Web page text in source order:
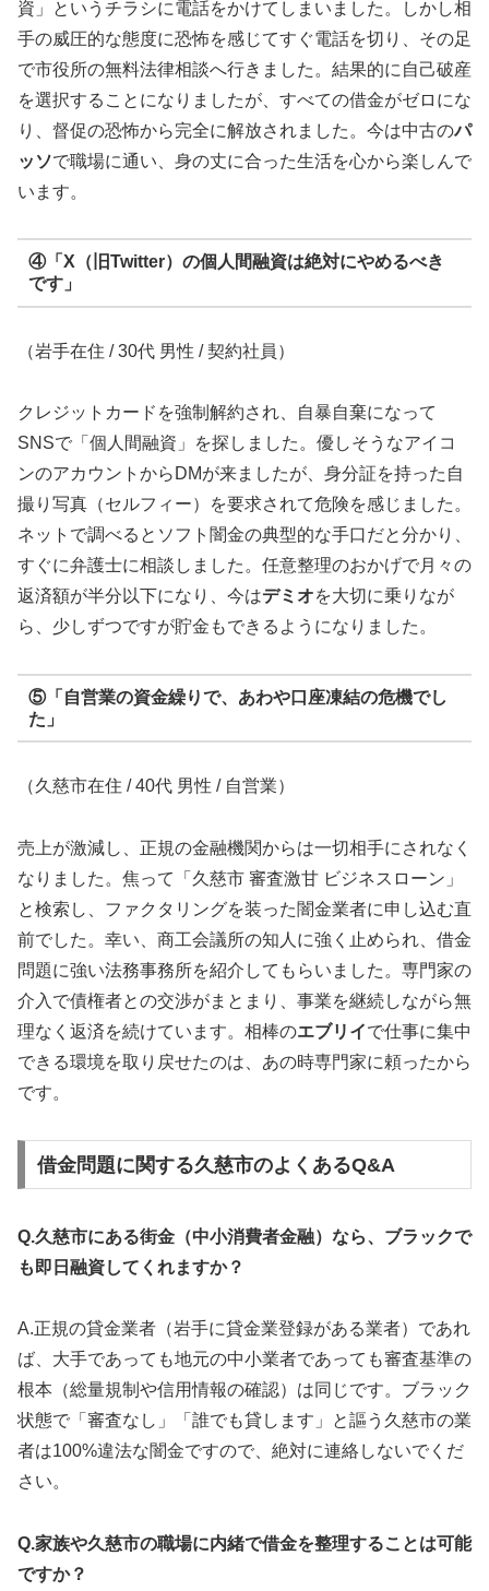
資」というチラシに電話をかけてしまいました。しかし相
手の威圧的な態度に恐怖を感じてすぐ電話を切り、その足
で市役所の無料法律相談へ行きました。結果的に自己破産
を選択することになりましたが、すべての借金がゼロにな
り、督促の恐怖から完全に解放されました。今は中古のパ
ッソで職場に通い、身の丈に合った生活を心から楽しんで
います。
④「X（旧Twitter）の個人間融資は絶対にやめるべき
です」
（岩手在住 / 30代 男性 / 契約社員）
クレジットカードを強制解約され、自暴自棄になって
SNSで「個人間融資」を探しました。優しそうなアイコ
ンのアカウントからDMが来ましたが、身分証を持った自
撮り写真（セルフィー）を要求されて危険を感じました。
ネットで調べるとソフト闇金の典型的な手口だと分かり、
すぐに弁護士に相談しました。任意整理のおかげで月々の
返済額が半分以下になり、今はデミオを大切に乗りなが
ら、少しずつですが貯金もできるようになりました。
⑤「自営業の資金繰りで、あわや口座凍結の危機でし
た」
（久慈市在住 / 40代 男性 / 自営業）
売上が激減し、正規の金融機関からは一切相手にされなく
なりました。焦って「久慈市 審査激甘 ビジネスローン」
と検索し、ファクタリングを装った闇金業者に申し込む直
前でした。幸い、商工会議所の知人に強く止められ、借金
問題に強い法務事務所を紹介してもらいました。専門家の
介入で債権者との交渉がまとまり、事業を継続しながら無
理なく返済を続けています。相棒のエブリイで仕事に集中
できる環境を取り戻せたのは、あの時専門家に頼ったから
です。
借金問題に関する久慈市のよくあるQ&A
Q.久慈市にある街金（中小消費者金融）なら、ブラックで
も即日融資してくれますか？
A.正規の貸金業者（岩手に貸金業登録がある業者）であれ
ば、大手であっても地元の中小業者であっても審査基準の
根本（総量規制や信用情報の確認）は同じです。ブラック
状態で「審査なし」「誰でも貸します」と謳う久慈市の業
者は100%違法な闇金ですので、絶対に連絡しないでくだ
さい。
Q.家族や久慈市の職場に内緒で借金を整理することは可能
ですか？